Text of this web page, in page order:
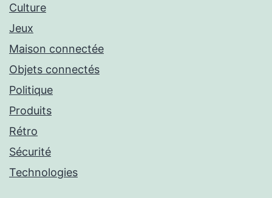
Culture
Jeux
Maison connectée
Objets connectés
Politique
Produits
Rétro
Sécurité
Technologies